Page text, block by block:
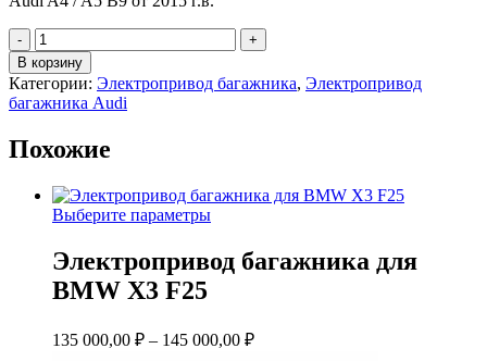
Количество
товара
Электропривод
багажника
для
A4
В корзину
Категории: Электропривод багажника, Электропривод
багажника Audi
Похожие
Выберите параметрыЭтот
имеет
несколько
можно
выбрать
Электропривод багажника для
BMW X3 F25
135 000,00 ₽ – 145 000,00 ₽Диапазон